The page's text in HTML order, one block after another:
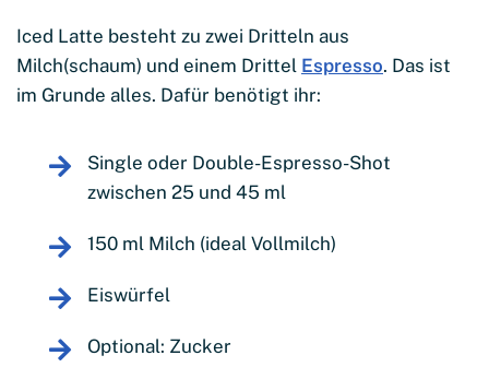
Iced Latte besteht zu zwei Dritteln aus
Milch(schaum) und einem Drittel Espresso. Das ist
im Grunde alles. Dafür benötigt ihr:
Single oder Double-Espresso-Shot
zwischen 25 und 45 ml
150 ml Milch (ideal Vollmilch)
Eiswürfel
Optional: Zucker